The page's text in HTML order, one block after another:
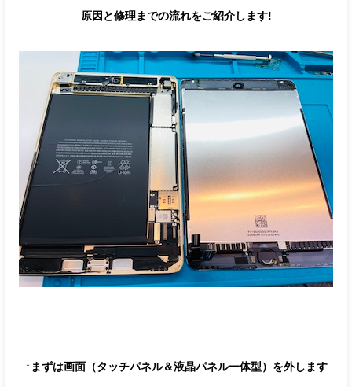
原因と修理までの流れをご紹介します!
↑まずは画面（タッチパネル＆液晶パネル一体型）を外します